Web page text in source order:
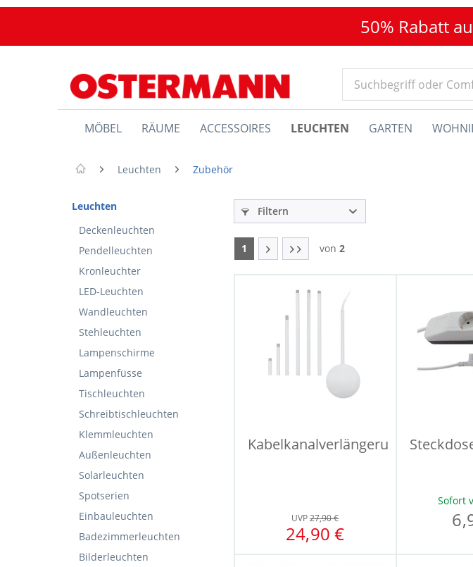
50% Rabatt
MÖBEL RÄUME ACCESSOIRES LEUCHTEN GARTEN
Leuchten Zubehör
Leuchten
Deckenleuchten
Pendelleuchten
Kronleuchter
LED-Leuchten
Wandleuchten
Stehleuchten
Lampenschirme
Lampenfüsse
Tischleuchten
Schreibtischleuchten
Klemmleuchten
Außenleuchten
Solarleuchten
Spotserien
Einbauleuchten
Badezimmerleuchten
Bilderleuchten
Filtern
1 von 2
Kabelkanalverlängerung
UVP27,90 €
24,90 €
Sofort